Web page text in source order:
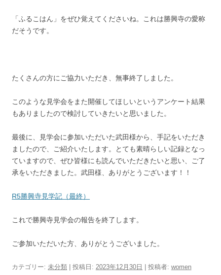
「ふるこはん」をぜひ覚えてくださいね。これは勝興寺の愛称
だそうです。
たくさんの方にご協力いただき、無事終了しました。
このような見学会をまた開催してほしいというアンケート結果
もありましたので検討していきたいと思いました。
最後に、見学会に参加いただいた武田様から、手記をいただき
ましたので、ご紹介いたします。とても素晴らしい記録となっ
ていますので、ぜひ皆様にも読んでいただきたいと思い、ご了
承をいただきました。武田様、ありがとうございます！！
R5勝興寺見学記（最終）
これで勝興寺見学会の報告を終了します。
ご参加いただいた方、ありがとうございました。
カテゴリー: 未分類 | 投稿日: 2023年12月30日 投稿者: women